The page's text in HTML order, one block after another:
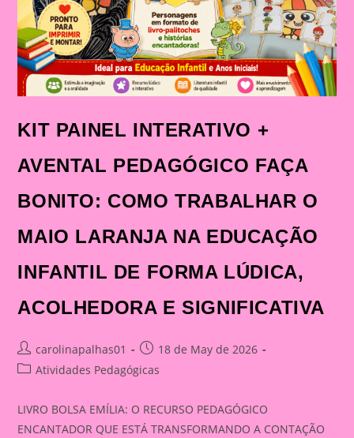
KIT PAINEL INTERATIVO +
AVENTAL PEDAGÓGICO FAÇA
BONITO: COMO TRABALHAR O
MAIO LARANJA NA EDUCAÇÃO
INFANTIL DE FORMA LÚDICA,
ACOLHEDORA E SIGNIFICATIVA
Post
author:
carolinapalhas01
Post
published:
18 de May de 2026
PostAtividades Pedagógicas
LIVRO BOLSA EMÍLIA: O RECURSO PEDAGÓGICO
ENCANTADOR QUE ESTÁ TRANSFORMANDO A CONTAÇÃO